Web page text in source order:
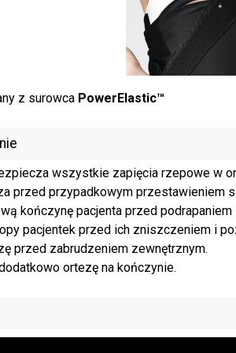
z surowca PowerElastic™
wszystkie zapięcia rzepowe w
przed przypadkowym przestawieniem
kończynę pacjenta przed
pacjentek przed ich zniszczeniem i
przed zabrudzeniem zewnętrznym.
ortezę na kończynie.